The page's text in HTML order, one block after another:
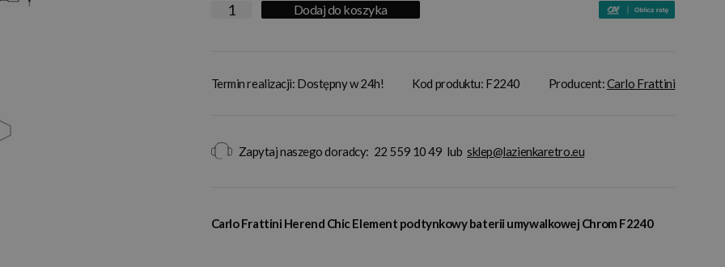
Dodaj do koszyka
Termin realizacji: Dostępny w 24h! Kod produktu: F2240 Producent:Carlo Frattini
Zapytaj naszego doradcy: 22 559 10 49 lub sklep@lazienkaretro.eu
Carlo Frattini Herend Chic Element podtynkowy baterii umywalkowej Chrom F2240